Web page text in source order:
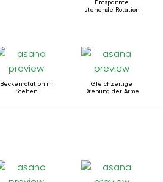
Entspannte
stehende Rotation
Beckenrotation im
Stehen
Gleichzeitige
Drehung der Arme